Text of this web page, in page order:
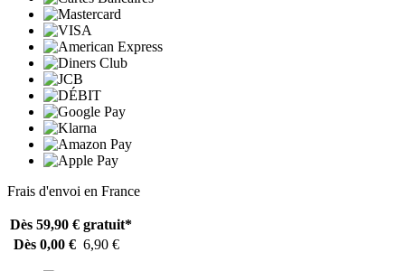
Frais d'envoi en France
Dès 59,90 € gratuit*
Dès 0,00 € 6,90 €